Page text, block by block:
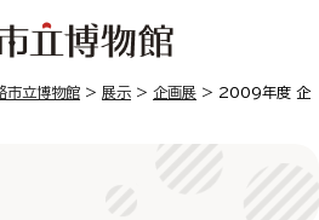
市立博物館 > 展示 > 企画展 > 2009年度 企